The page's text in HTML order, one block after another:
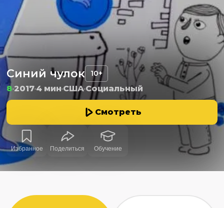
Синий чулок 10+
8 20174 мин СШАСоциальный
Смотреть
Избранное Поделиться Обучение